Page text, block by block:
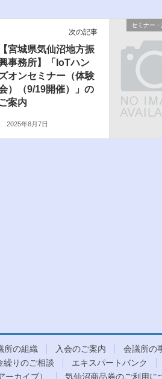
セミナー
次の記事
【宮城県気仙沼地方振
事務所】「IoTハン
ズオンセミナー（体験
）（9/19開催）」の
ご案内
2025年8月7日
所の組織 入会のご案内 会議所の
繰りのご相談 エキスパートバンク
ーカイブ） 気仙沼商品券のご利用に